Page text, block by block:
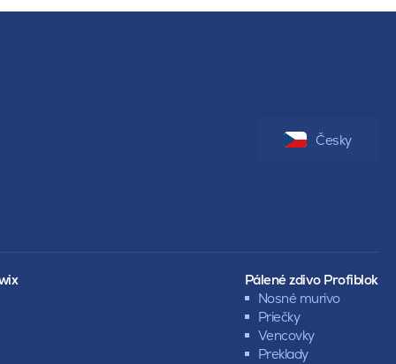
Pálené zdivo Profiblok
Nosné murivo
Priečky
Vencovky
Preklady
Česky